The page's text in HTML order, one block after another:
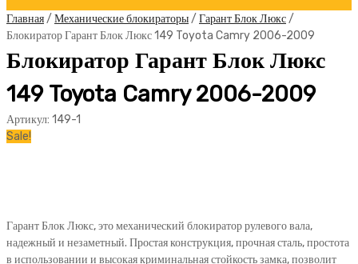
Главная/ Механические блокираторы/ Гарант Блок Люкс/
Блокиратор Гарант Блок Люкс 149 Toyota Camry 2006-2009
Блокиратор Гарант Блок Люкс
149 Toyota Camry 2006-2009
Артикул: 149-1
Sale!
Гарант Блок Люкс, это механический блокиратор рулевого вала,
надежный и незаметный. Простая конструкция, прочная сталь, простота
в использовании и высокая криминальная стойкость замка, позволит